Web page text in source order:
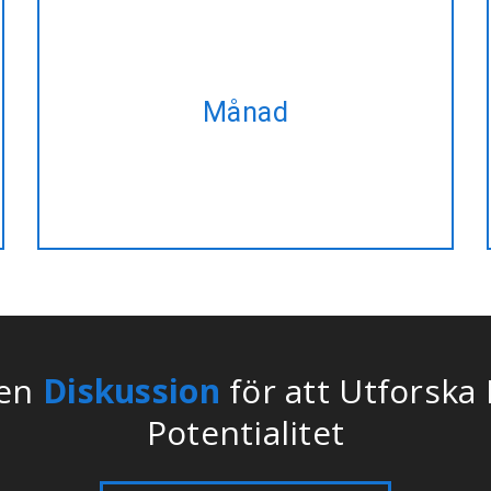
Månad
NodeJS-Javascript utvecklingen
Diskussion för att Utforska
Potentialitet